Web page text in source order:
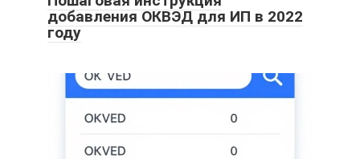
добавления ОКВЭД для ИП в 2022
году